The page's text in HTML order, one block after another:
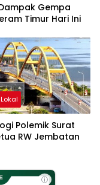
Gempa
Timur Hari Ini
Polemik Surat
RW Jembatan
ⓘ